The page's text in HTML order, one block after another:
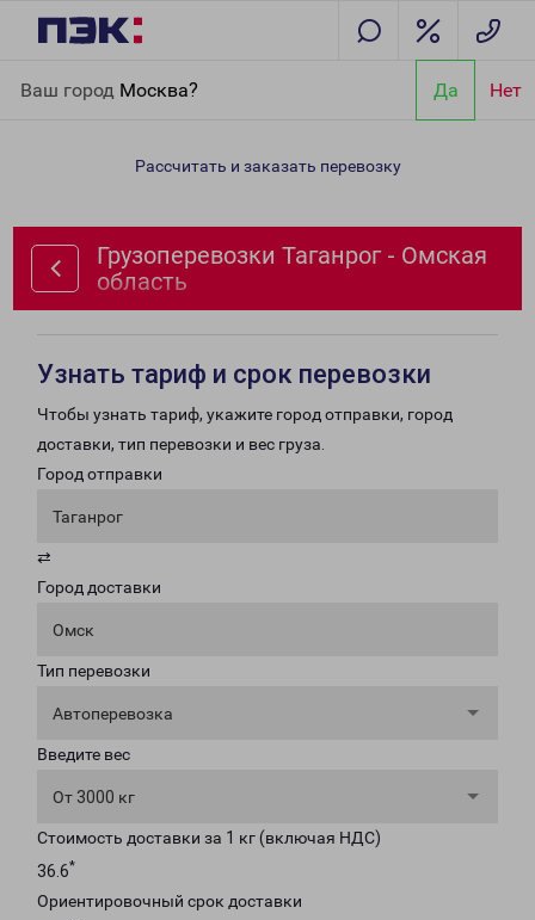
Ваш город Москва? Да Нет
область
Рассчитать и заказать перевозку
Грузоперевозки Таганрог - Омская
область
Узнать тариф и срок перевозки
Чтобы узнать тариф, укажите город отправки, город
доставки, тип перевозки и вес груза.
Город отправки
Таганрог
⇄
Город доставки
Омск
Тип перевозки
Автоперевозка
Введите вес
От 3000 кг
Стоимость доставки за 1 кг (включая НДС)
36.6*
Ориентировочный срок доставки